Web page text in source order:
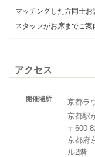
マッチングした方同士お
スタッフがお席までご案
アクセス
開催場所
京都ラ
京都駅
〒600-
京都府
ル2階